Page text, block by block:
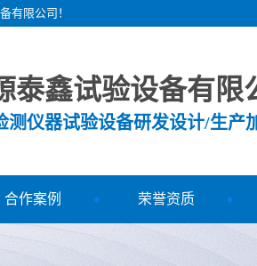
有限公司！
泰鑫试验设备有限
测仪器试验设备研发设计/生产
合作案例 荣誉资质